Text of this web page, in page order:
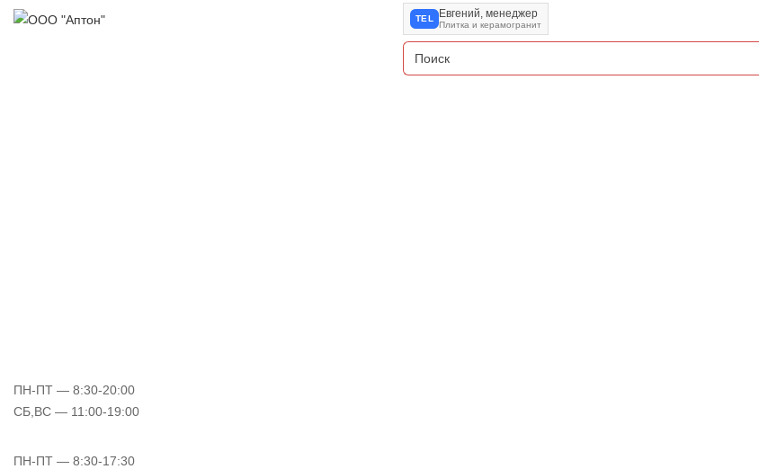
TEL Евгений, менеджер
Плитка и керамогранит
ПН-ПТ — 8:30-20:00
СБ,ВС — 11:00-19:00
ПН-ПТ — 8:30-17:30